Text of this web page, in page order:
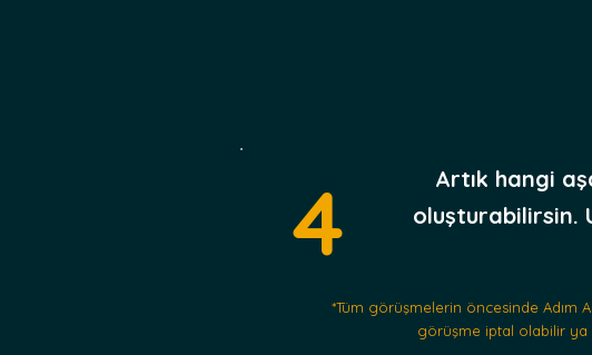
4
Artık hangi
oluşturabilirsin.
*Tüm görüşmelerin öncesinde Adım
görüşme iptal olabilir ya